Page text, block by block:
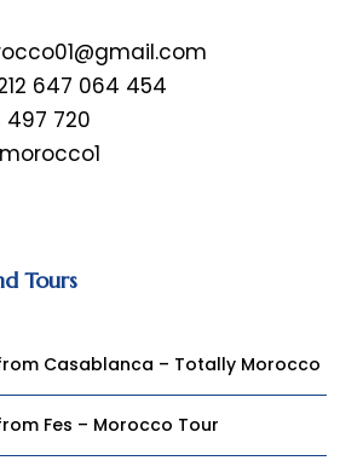
647 064 454
497 720
Tours
Casablanca – Totally Morocco
Fes – Morocco Tour